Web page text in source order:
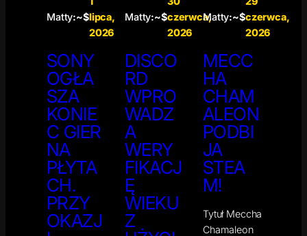
Matty:~$lipca,
2026
SONY
OGŁA
SZA
KONIE
C GIER
NA
PŁYTA
CH.
PRZY
OKAZJ
Matty:~$czerwca,
2026
DISCO
RD
WPRO
WADZ
A
WERY
FIKACJ
Ę
WIEKU
Z
Matty:~$czerwca,
2026
MECC
HA
CHAM
ALEON
PODBI
JA
STEA
M!
Tytuł Meccha
Chamaleon